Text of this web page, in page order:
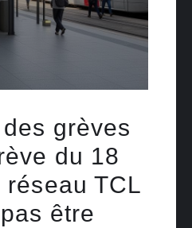
grèves
du 18
TCL
être